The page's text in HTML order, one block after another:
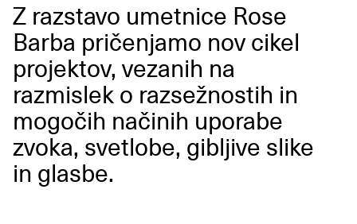
Z razstavo umetnice Rose
Barba pričenjamo nov cikel
projektov, vezanih na
razmislek o razsežnostih in
mogočih načinih uporabe
zvoka, svetlobe, gibljive slike
in glasbe.